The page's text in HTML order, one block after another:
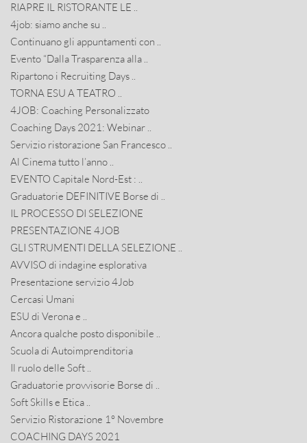
RIAPRE IL RISTORANTE LE ..
4job: siamo anche su ..
Continuano gli appuntamenti con ..
Evento “Dalla Trasparenza alla ..
Ripartono i Recruiting Days ..
TORNA ESU A TEATRO ..
4JOB: Coaching Personalizzato
Coaching Days 2021: Webinar ..
Servizio ristorazione San Francesco ..
Al Cinema tutto l’anno ..
EVENTO Capitale Nord-Est : ..
Graduatorie DEFINITIVE Borse di ..
IL PROCESSO DI SELEZIONE
PRESENTAZIONE 4JOB
GLI STRUMENTI DELLA SELEZIONE ..
AVVISO di indagine esplorativa
Presentazione servizio 4Job
Cercasi Umani
ESU di Verona e ..
Ancora qualche posto disponibile ..
Scuola di Autoimprenditoria
Il ruolo delle Soft ..
Graduatorie provvisorie Borse di ..
Soft Skills e Etica ..
Servizio Ristorazione 1° Novembre
COACHING DAYS 2021